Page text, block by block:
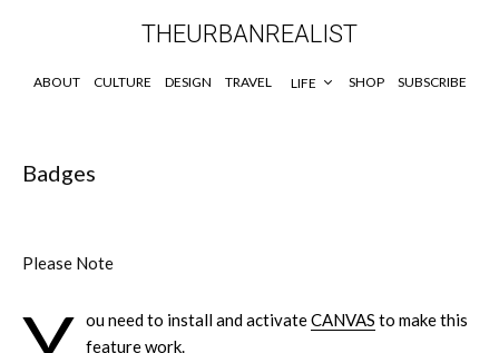
THEURBANREALIST
ABOUT CULTURE DESIGN TRAVEL LIFE SHOP SUBSCRIBE
Badges
Please Note
ou need to install and activateCANVAS to make this
feature work.